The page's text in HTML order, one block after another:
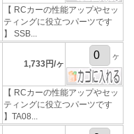
【 RCカーの性能アップやセッ
ティングに役立つパーツです
】 SSB...
1,733円/ヶ
ヶ
【 RCカーの性能アップやセッ
ティングに役立つパーツです
】TA08...